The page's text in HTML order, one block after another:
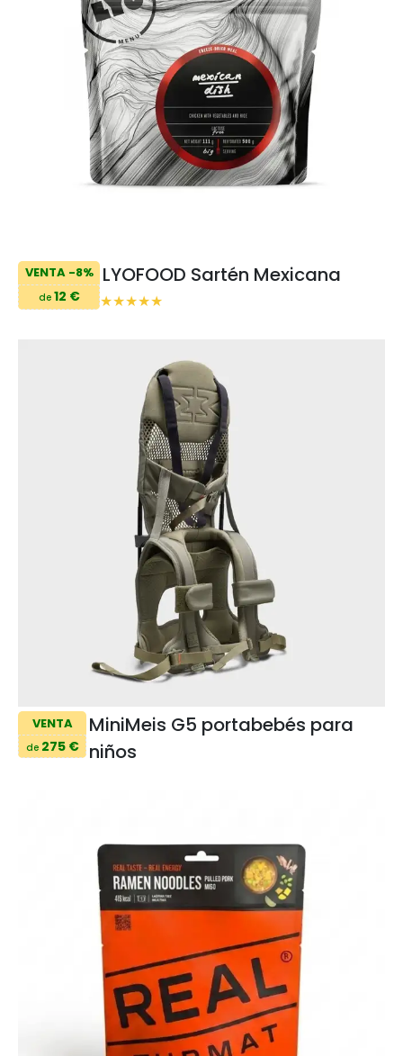
VENTA -8%
de12 €
LYOFOOD Sartén Mexicana
VENTA
de275 €
MiniMeis G5 portabebés para
niños